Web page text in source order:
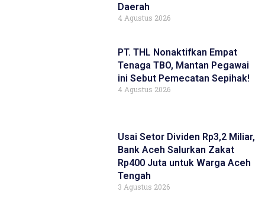
Daerah
4 Agustus 2026
PT. THL Nonaktifkan Empat
Tenaga TBO, Mantan Pegawai
ini Sebut Pemecatan Sepihak!
4 Agustus 2026
Usai Setor Dividen Rp3,2 Miliar,
Bank Aceh Salurkan Zakat
Rp400 Juta untuk Warga Aceh
Tengah
3 Agustus 2026